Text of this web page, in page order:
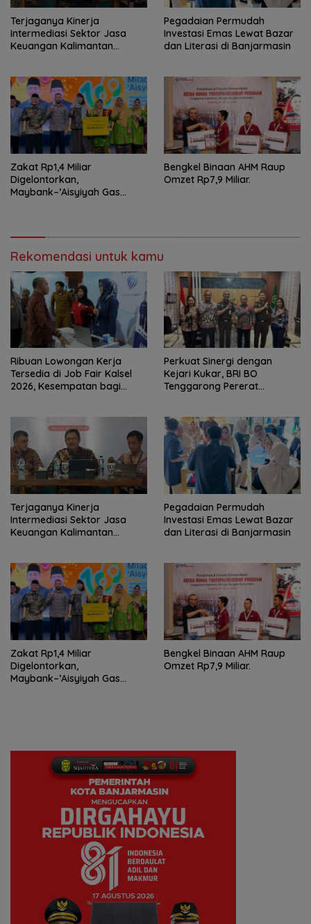
Terjaganya Kinerja
Intermediasi Sektor Jasa
Keuangan Kalimantan
Daerah
Pegadaian Permudah
Investasi Emas Lewat Bazar
dan Literasi di Banjarmasin
Zakat Rp1,4 Miliar
Digelontorkan,
Maybank–’Aisyiyah Gas
Bengkel Binaan AHM Raup
Omzet Rp7,9 Miliar.
Rekomendasi untuk kamu
Ribuan Lowongan Kerja
Tersedia di Job Fair Kalsel
2026, Kesempatan bagi
Perkuat Sinergi dengan
Kejari Kukar, BRI BO
Tenggarong Pererat
Terjaganya Kinerja
Intermediasi Sektor Jasa
Keuangan Kalimantan
Daerah
Pegadaian Permudah
Investasi Emas Lewat Bazar
dan Literasi di Banjarmasin
Zakat Rp1,4 Miliar
Digelontorkan,
Maybank–’Aisyiyah Gas
Bengkel Binaan AHM Raup
Omzet Rp7,9 Miliar.